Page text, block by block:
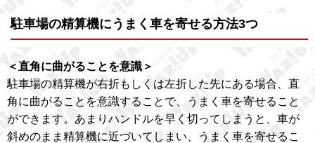
駐車場の精算機にうまく車を寄せる方法3つ
＜直角に曲がることを意識＞
駐車場の精算機が右折もしくは左折した先にある場合、直
角に曲がることを意識することで、うまく車を寄せること
ができます。あまりハンドルを早く切ってしまうと、車が
斜めのまま精算機に近づいてしまい、うまく車を寄せるこ